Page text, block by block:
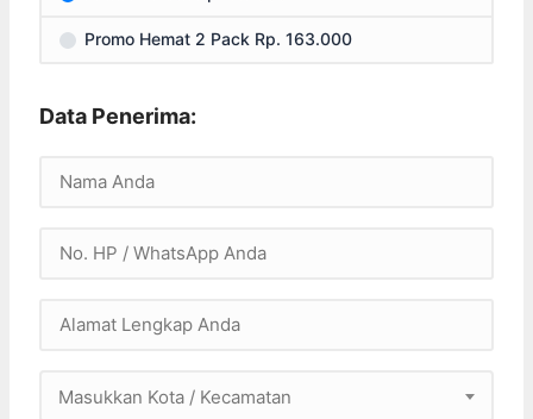
Promo Hemat 2 Pack Rp. 163.000
Data Penerima:
Masukkan Kota / Kecamatan